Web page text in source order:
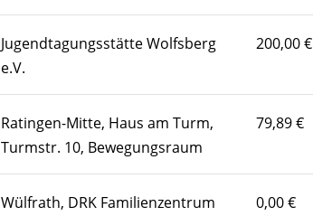
Jugendtagungsstätte Wolfsberg
e.V.
200,00 €
Ratingen-Mitte, Haus am Turm,
Turmstr. 10, Bewegungsraum
79,89 €
Wülfrath, DRK Familienzentrum
0,00 €